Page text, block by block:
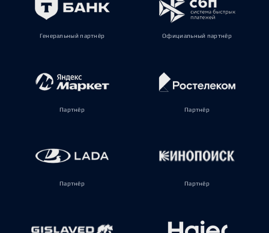
Генеральный партнёр Официальный партнёр
Партнёр Партнёр
Партнёр Партнёр